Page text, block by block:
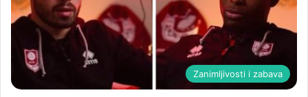
Zanimljivosti i zabava